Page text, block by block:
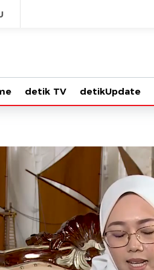
detik TV detikUpdate